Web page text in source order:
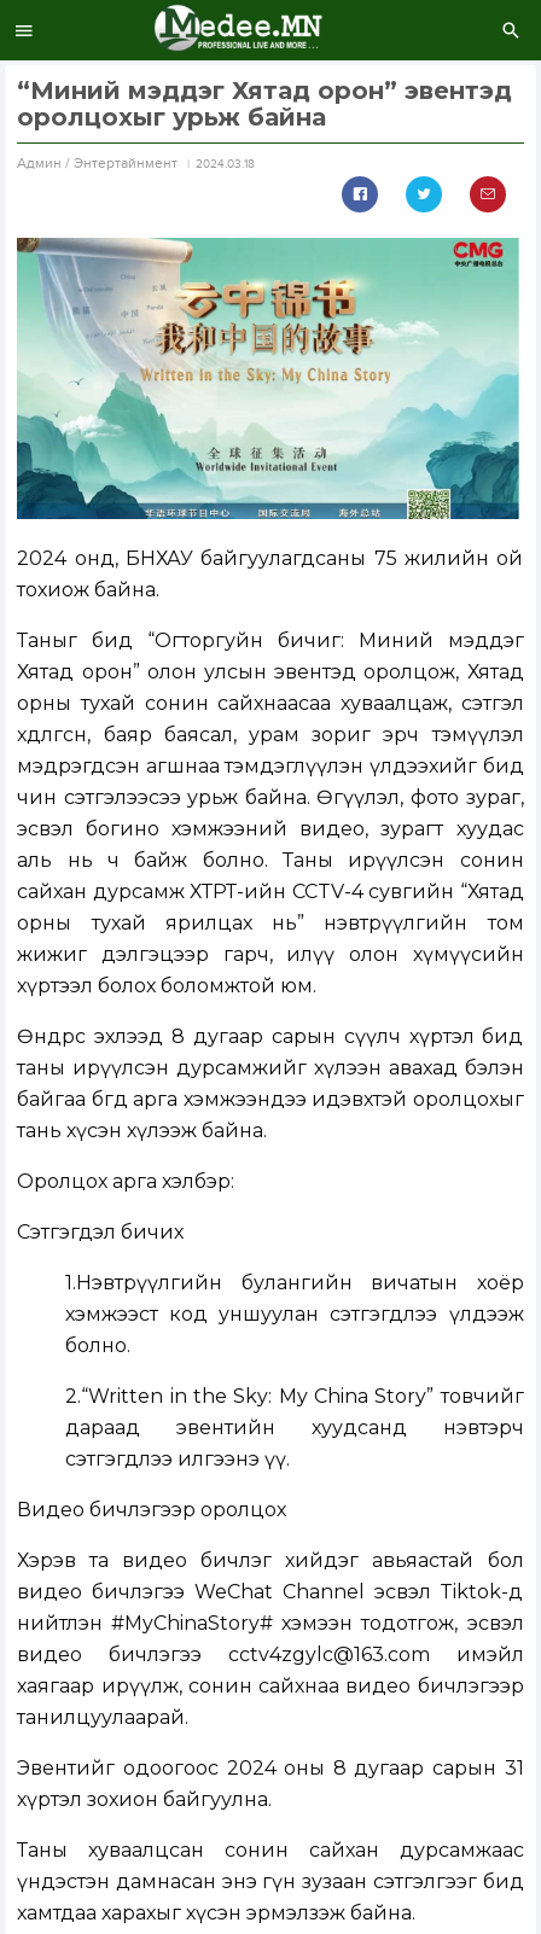
“Миний мэддэг Хятад орон” эвентэд
оролцохыг урьж байна
Aдмин / Энтертайнмент 2024.03.18
2024 онд, БНХАУ байгуулагдсаны 75 жилийн ой
тохиож байна.
Таныг бид “Огторгуйн бичиг: Миний мэддэг
Хятад орон” олон улсын эвентэд оролцож, Хятад
орны тухай сонин сайхнаасаа хуваалцаж, сэтгэл
хөдөлгөсөн, баяр баясал, урам зориг эрч тэмүүлэл
мэдрэгдсэн агшнаа тэмдэглүүлэн үлдээхийг бид
чин сэтгэлээсээ урьж байна. Өгүүлэл, фото зураг,
эсвэл богино хэмжээний видео, зурагт хуудас
аль нь ч байж болно. Таны ирүүлсэн сонин
сайхан дурсамж ХТРТ-ийн CCTV-4 сувгийн “Хятад
орны тухай ярилцах нь” нэвтрүүлгийн том
жижиг дэлгэцээр гарч, илүү олон хүмүүсийн
хүртээл болох боломжтой юм.
Өнөөдрөөс эхлээд 8 дугаар сарын сүүлч хүртэл бид
таны ирүүлсэн дурсамжийг хүлээн авахад бэлэн
байгаа бөгөөд арга хэмжээндээ идэвхтэй оролцохыг
тань хүсэн хүлээж байна.
Оролцох арга хэлбэр:
Сэтгэгдэл бичих
1.Нэвтрүүлгийн булангийн вичатын хоёр
хэмжээст код уншуулан сэтгэгдлээ үлдээж
болно.
2.“Written in the Sky: My China Story” товчийг
дараад эвентийн хуудсанд нэвтэрч
сэтгэгдлээ илгээнэ үү.
Видео бичлэгээр оролцох
Хэрэв та видео бичлэг хийдэг авьяастай бол
видео бичлэгээ WeChat Channel эсвэл Tiktok-д
нийтлэн #MyChinaStory# хэмээн тодотгож, эсвэл
видео бичлэгээ cctv4zgylc@163.com имэйл
хаягаар ирүүлж, сонин сайхнаа видео бичлэгээр
танилцуулаарай.
Эвентийг одоогоос 2024 оны 8 дугаар сарын 31
хүртэл зохион байгуулна.
Таны хуваалцсан сонин сайхан дурсамжаас
үндэстэн дамнасан энэ гүн зузаан сэтгэлгээг бид
хамтдаа харахыг хүсэн эрмэлзэж байна.